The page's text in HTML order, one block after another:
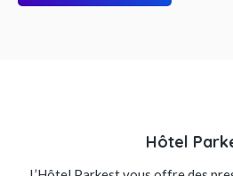
Hôtel